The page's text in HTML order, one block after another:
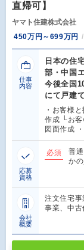
直帰可】
ヤマト住建株式会社
450万円～699万円
仕事
内容
日本の住
部・中国
今後全国
にて戸建
・お客様
作成 └お客
図面作成
応募
資格
必須
普
か
会社
概要
注文住宅
事業、中